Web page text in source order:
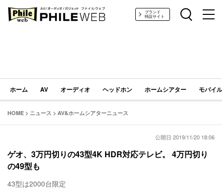
PHILE WEB｜AV/オーディオ/ガジェットブランド
特設サイト
ホーム AV オーディオ ヘッドホン ホームシアター モバイ
HOME > ニュース > AV&ホームシアターニュース
公開日 2019/11/20 18:06
ゲオ、3万円切りの43型4K HDR対応テレビ。 4万円切り
の49型も
43型は2000台限定